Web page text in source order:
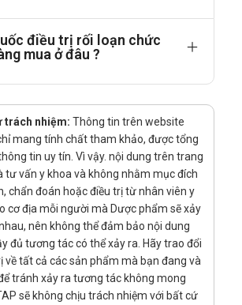
được sử dụng trong các trường hợp:
của thuốc Colitis
chứng như đau bụng, buồn nôn, nôn
sử dụng
cho phụ nữ có thai hoặc đang cho con bú
quá liều chỉ định.
bác sĩ những tác dụng không mong muốn
dùng thuốc.
điều trị rối loạn chức
mua ở đâu ?
trách nhiệm: Thông tin trên website
mang tính chất tham khảo, được tổng
tin uy tín. Vì vậy. nội dung trên trang
tư vấn y khoa và không nhằm mục đích
chẩn đoán hoặc điều trị từ nhân viên y
cơ địa mỗi người mà Dược phẩm sẽ xảy
nên không thể đảm bảo nội dung
đủ tương tác có thể xảy ra. Hãy trao đổi
về tất cả các sản phẩm mà bạn đang và
tránh xảy ra tương tác không mong
sẽ không chịu trách nhiệm với bất cứ